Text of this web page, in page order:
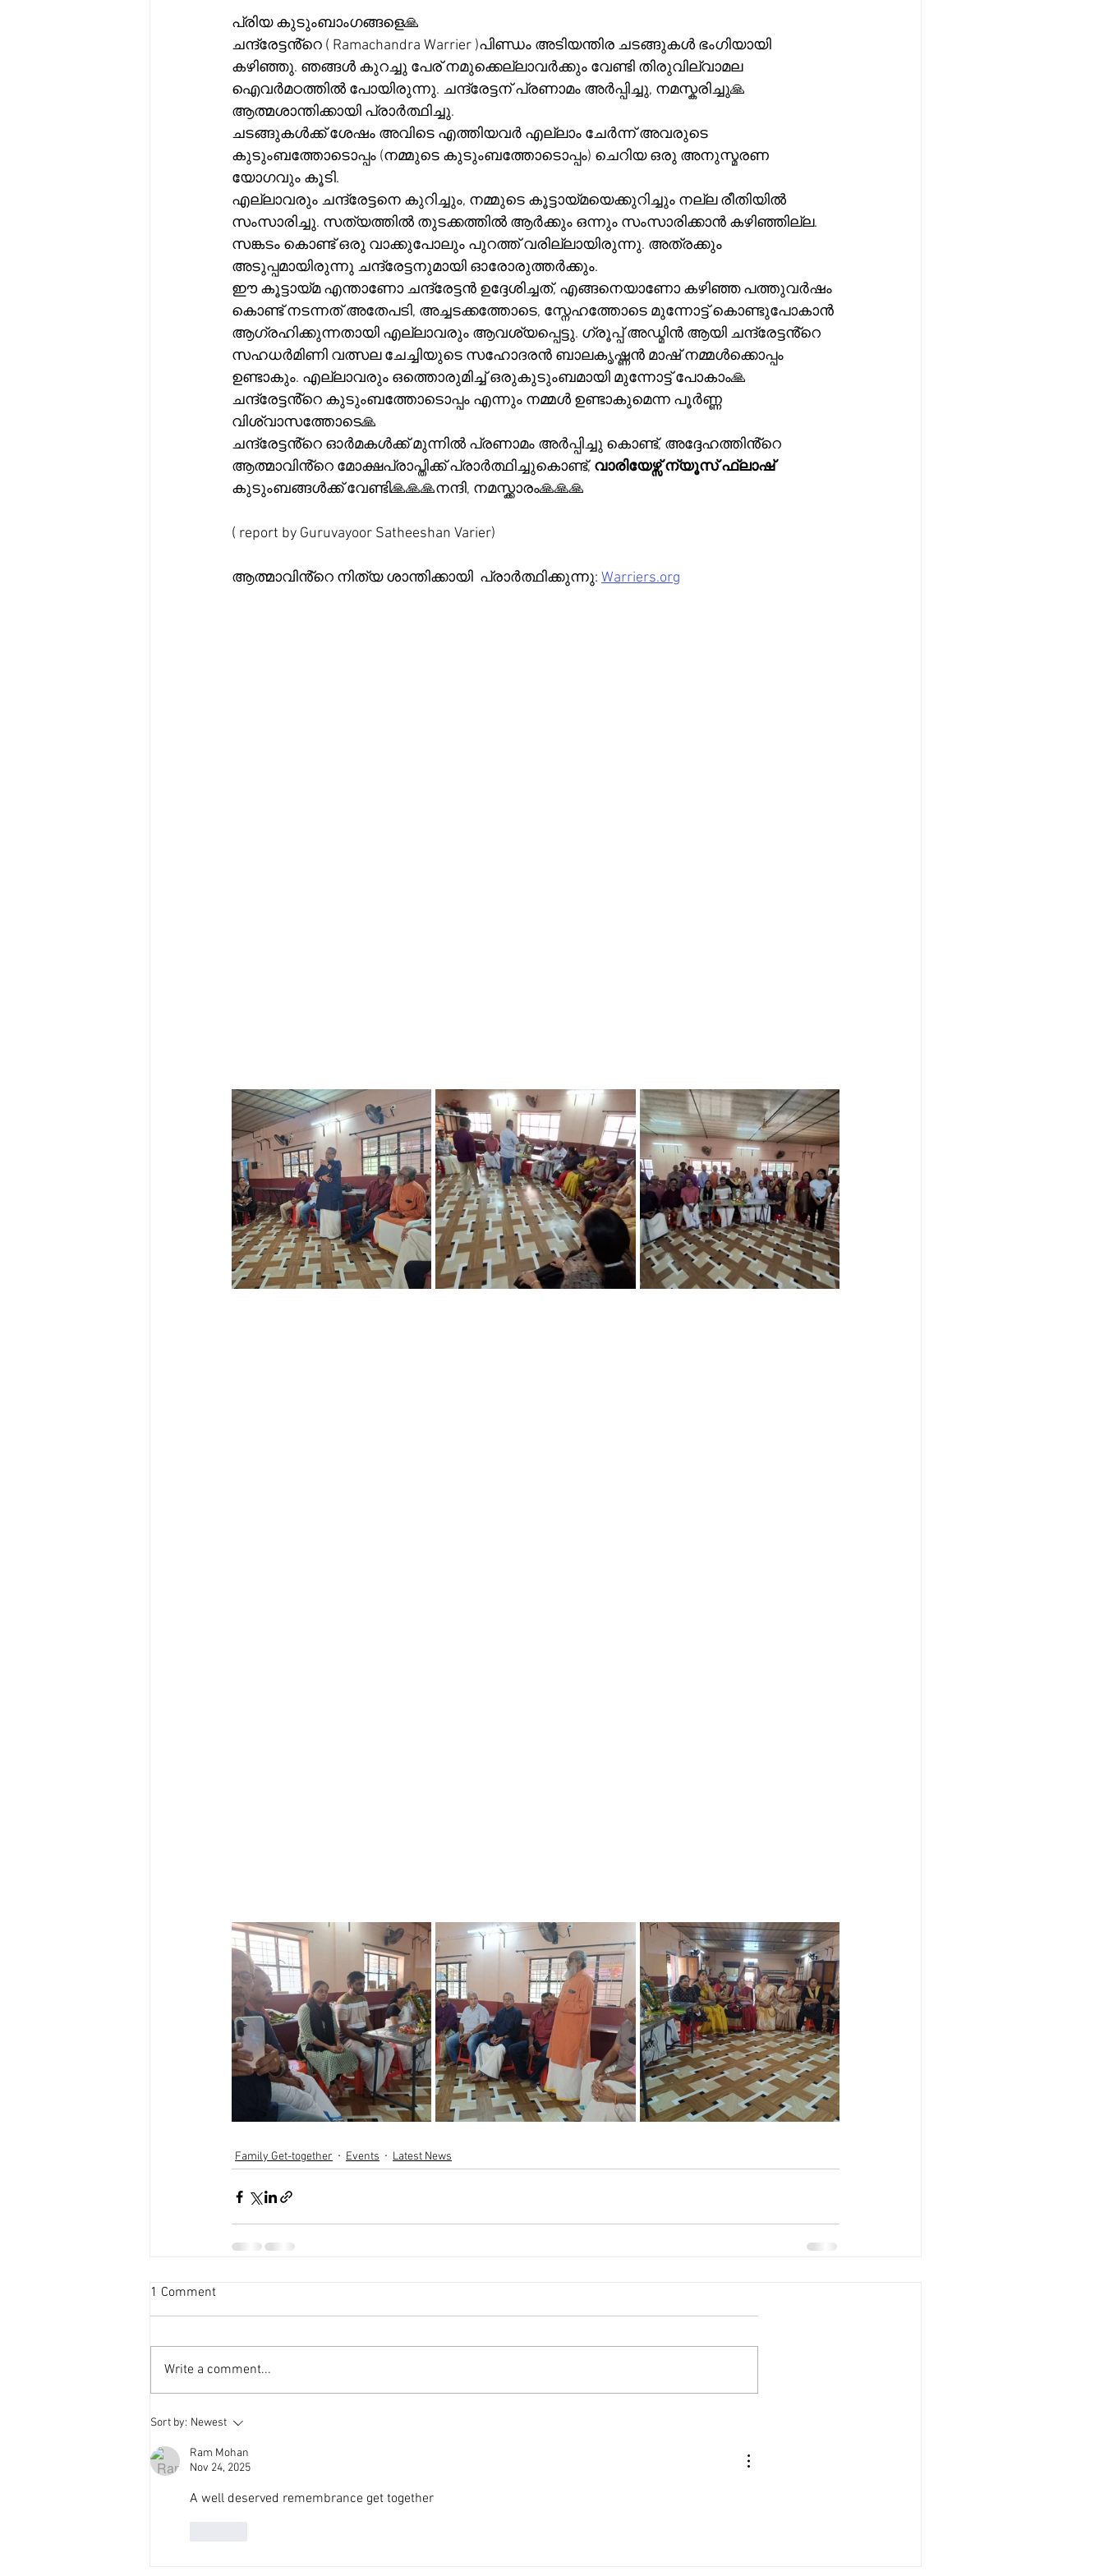
പ്രിയ കുടുംബാംഗങ്ങളെ🙏
ചന്ദ്രേട്ടൻ്റെ ( Ramachandra Warrier )പിണ്ഡം അടിയന്തിര ചടങ്ങുകൾ ഭംഗിയായി
കഴിഞ്ഞു. ഞങ്ങൾ കുറച്ചു പേര് നമുക്കെല്ലാവർക്കും വേണ്ടി തിരുവില്വാമല
ഐവർമഠത്തിൽ പോയിരുന്നു. ചന്ദ്രേട്ടന് പ്രണാമം അർപ്പിച്ചു, നമസ്കരിച്ചു🙏
ആത്മശാന്തിക്കായി പ്രാർത്ഥിച്ചു.
ചടങ്ങുകൾക്ക് ശേഷം അവിടെ എത്തിയവർ എല്ലാം ചേർന്ന് അവരുടെ
കുടുംബത്തോടൊപ്പം (നമ്മുടെ കുടുംബത്തോടൊപ്പം) ചെറിയ ഒരു അനുസ്മരണ
യോഗവും കൂടി.
എല്ലാവരും ചന്ദ്രേട്ടനെ കുറിച്ചും, നമ്മുടെ കൂട്ടായ്മയെക്കുറിച്ചും നല്ല രീതിയിൽ
സംസാരിച്ചു. സത്യത്തിൽ തുടക്കത്തിൽ ആർക്കും ഒന്നും സംസാരിക്കാൻ കഴിഞ്ഞില്ല.
സങ്കടം കൊണ്ട് ഒരു വാക്കുപോലും പുറത്ത് വരില്ലായിരുന്നു. അത്രക്കും
അടുപ്പമായിരുന്നു ചന്ദ്രേട്ടനുമായി ഓരോരുത്തർക്കും.
ഈ കൂട്ടായ്മ എന്താണോ ചന്ദ്രേട്ടൻ ഉദ്ദേശിച്ചത്, എങ്ങനെയാണോ കഴിഞ്ഞ പത്തുവർഷം
കൊണ്ട് നടന്നത് അതേപടി, അച്ചടക്കത്തോടെ, സ്നേഹത്തോടെ മുന്നോട്ട് കൊണ്ടുപോകാൻ
ആഗ്രഹിക്കുന്നതായി എല്ലാവരും ആവശ്യപ്പെട്ടു. ഗ്രൂപ്പ് അഡ്മിൻ ആയി ചന്ദ്രേട്ടൻ്റെ
സഹധർമിണി വത്സല ചേച്ചിയുടെ സഹോദരൻ ബാലകൃഷ്ണൻ മാഷ് നമ്മൾക്കൊപ്പം
ഉണ്ടാകും. എല്ലാവരും ഒത്തൊരുമിച്ച് ഒരുകുടുംബമായി മുന്നോട്ട് പോകാം🙏
ചന്ദ്രേട്ടൻ്റെ കുടുംബത്തോടൊപ്പം എന്നും നമ്മൾ ഉണ്ടാകുമെന്ന പൂർണ്ണ
വിശ്വാസത്തോടെ🙏
ചന്ദ്രേട്ടൻ്റെ ഓർമകൾക്ക് മുന്നിൽ പ്രണാമം അർപ്പിച്ചു കൊണ്ട്, അദ്ദേഹത്തിൻ്റെ
ആത്മാവിൻ്റെ മോക്ഷപ്രാപ്തിക്ക് പ്രാർത്ഥിച്ചുകൊണ്ട്, വാരിയേഴ്സ്ന്യൂസ്ഫ്ലാഷ്
കുടുംബങ്ങൾക്ക് വേണ്ടി🙏🙏🙏നന്ദി, നമസ്ക്കാരം🙏🙏🙏
( report by Guruvayoor Satheeshan Varier)
ആത്മാവിൻ്റെ നിത്യ ശാന്തിക്കായി  പ്രാർത്ഥിക്കുന്നു: Warriers.org
Family Get-together Events Latest News
1 Comment
Write a comment...
Sort by: Newest
Ram Mohan
Nov 24, 2025
A well deserved remembrance get together